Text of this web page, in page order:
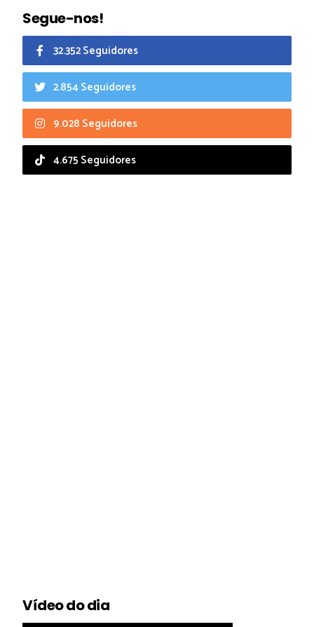
Segue-nos!
32.352 Seguidores
2.854 Seguidores
9.028 Seguidores
4.675 Seguidores
Vídeo do dia